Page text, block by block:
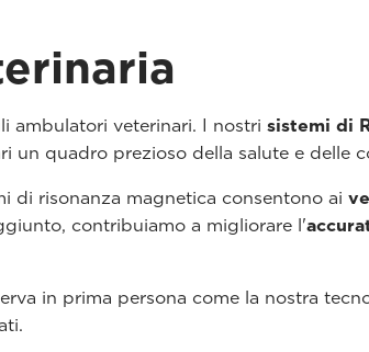
ambulatori veterinari. I nostri sistemi di
un quadro prezioso della salute e delle
di risonanza magnetica consentono ai
contribuiamo a migliorare l'
in prima persona come la nostra